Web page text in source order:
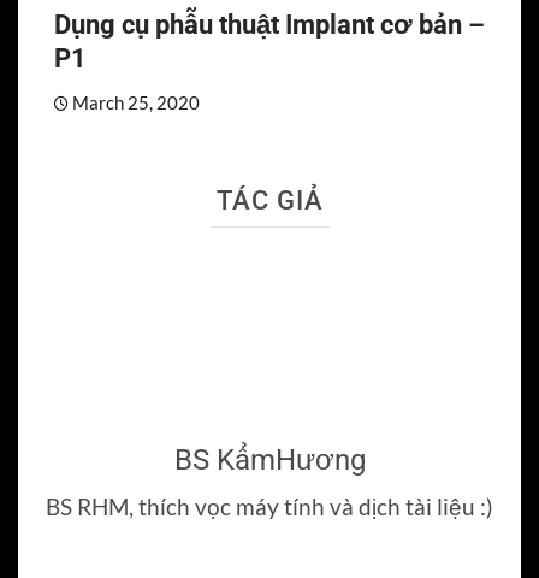
Dụng cụ phẫu thuật Implant cơ bản –
P1
March 25, 2020
TÁC GIẢ
BS KẩmHương
BS RHM, thích vọc máy tính và dịch tài liệu :)